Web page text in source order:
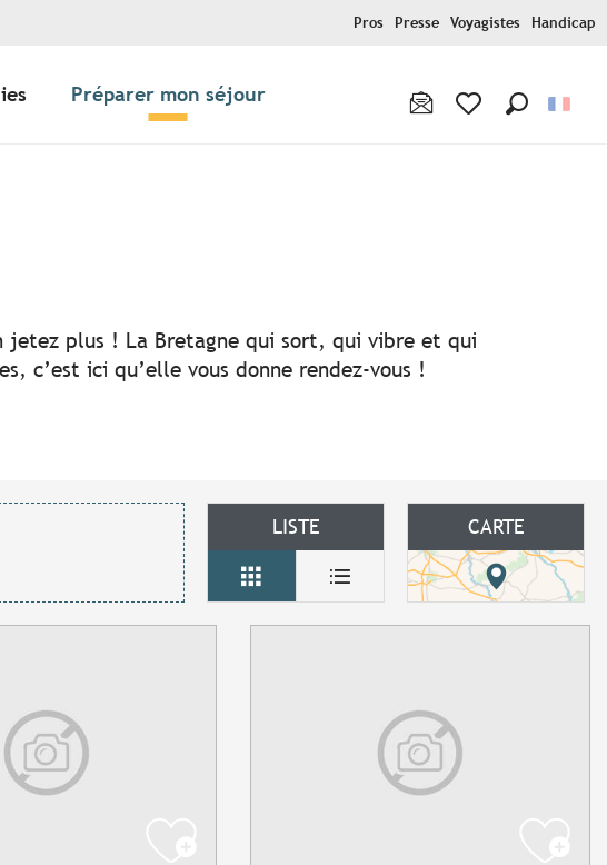
Pros Presse Voyagistes Handicap
Préparer mon séjour
jetez plus ! La Bretagne qui sort, qui vibre et qui
c’est ici qu’elle vous donne rendez-vous !
LISTE CARTE